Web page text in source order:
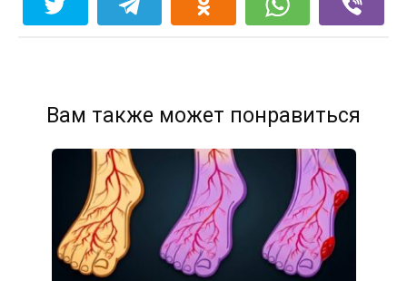
Вам также может понравиться